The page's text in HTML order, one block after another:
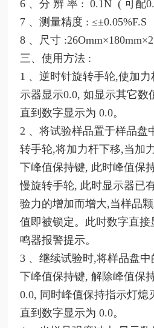
6 、分 辨 率 : 0.1N ( 可配
7 、测量精度 : ≤±0.05%F.S
8 、尺寸
三、使用方法 :
1 、逆时针旋转手轮,使加
示器显示0.0, 如显示其它数
直到数字显示为 0.0。
2 、将试验样品置于样品盘
转手轮,将加力杆下移,当加
下峰值保持键, 此时峰值保
慢旋转手轮, 此时显示器已
验力的增加而增大,当样品
值即被锁定。此时数字直
鸣器报警提示。
3 、继续试验时,将样品盘
下峰值保持键, 解除峰值保
0.0, 同时峰值保持指示灯熄
直到数字显示为 0.0。